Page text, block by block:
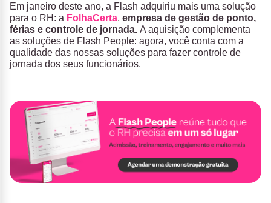
Em janeiro deste ano, a Flash adquiriu mais uma solução
para o RH: a FolhaCerta, empresa de gestão de ponto,
férias e controle de jornada. A aquisição complementa
as soluções de Flash People: agora, você conta com a
qualidade das nossas soluções para fazer controle de
jornada dos seus funcionários.